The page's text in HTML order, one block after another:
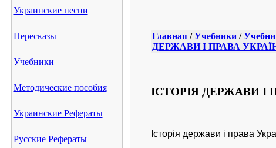
Украинские песни
Пересказы
Учебники
Методические пособия
Украинские Рефераты
Русские Рефераты
Главная/Учебники/
ДЕРЖАВИ І ПРАВА
ІСТОРІЯ ДЕРЖАВИ І
Історія держави і права